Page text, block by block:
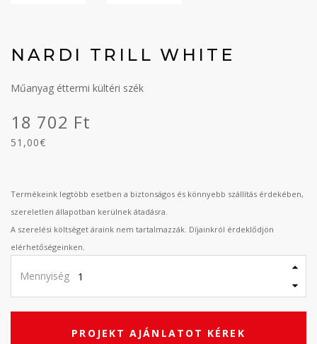
NARDI TRILL WHITE
Műanyag éttermi kültéri szék
18 702 Ft
51,00€
Termékeink legtöbb esetben a biztonságos és könnyebb szállítás érdekében,
szereletlen állapotban kerülnek átadásra.
A szerelési költséget áraink nem tartalmazzák. Díjainkról érdeklődjön
elérhetőségeinken.
Mennyiség
PROJEKT AJÁNLATOT KÉREK